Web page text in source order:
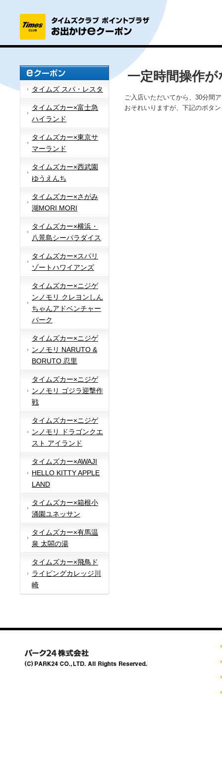
タイムズ スパ・レスタ
タイムズカー×富士急
ハイランド
タイムズカー×東京サ
マーランド
タイムズカー×西武園
ゆうえんち
タイムズカー×さがみ
湖MORI MORI
タイムズカー×横浜・
八景島シーパラダイス
タイムズカー×スパリ
ゾートハワイアンズ
タイムズカー×ニジゲ
ンノモリ クレヨンしん
ちゃんアドベンチャー
パーク
タイムズカー×ニジゲ
ンノモリ NARUTO &
BORUTO 忍里
タイムズカー×ニジゲ
ンノモリ ゴジラ迎撃作
戦
タイムズカー×ニジゲ
ンノモリ ドラゴンクエ
スト アイランド
タイムズカー×AWAJI
HELLO KITTY APPLE
LAND
タイムズカー×箱根小
涌園ユネッサン
タイムズカー×有馬温
泉 太閤の湯
タイムズカー×飛鳥ド
ライビングカレッジ川
崎
一定時間操作
ご入店いただいてから、30分間
おそれいりますが、下記のボタ